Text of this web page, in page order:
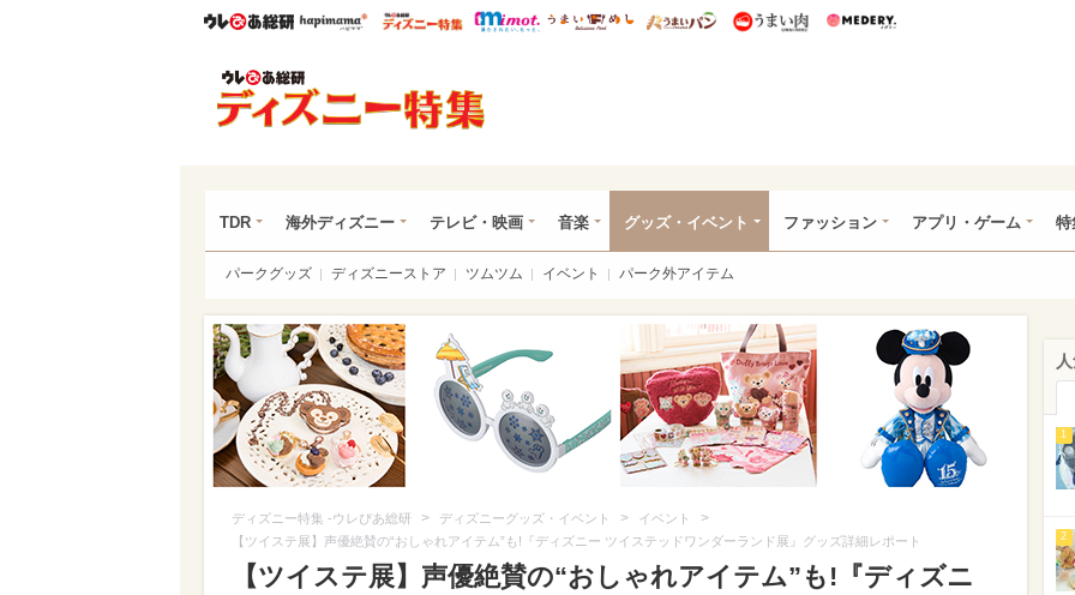
ウレぴあ総研ハピママ* ウレぴあ総研 ディズニー特集
mimot. うまいめし うまいパン うまい肉
TDR 海外ディズニー テレビ・映画 音楽 グッズ・イベント ファッション アプリ・ゲーム 特
パークグッズ ディズニーストア ツムツム イベント パーク外アイテム
ディズニー特集 -ウレぴあ総研 > ディズニーグッズ・イベント > イベント >
【ツイステ展】声優絶賛の“おしゃれアイテム”も!『ディズニー ツイステッドワンダーランド展』グッズ詳細レポート
【ツイステ展】声優絶賛の“おしゃれアイテム”も!『ディズニ
1
2